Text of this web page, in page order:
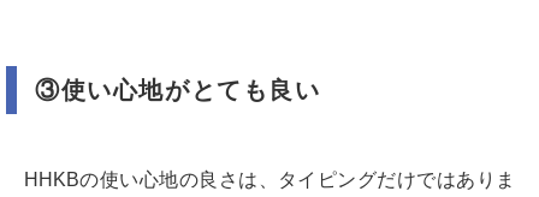
③使い心地がとても良い
HHKBの使い心地の良さは、タイピングだけではありま